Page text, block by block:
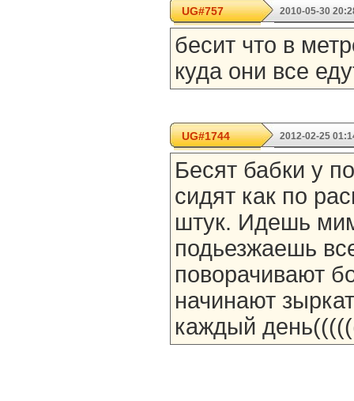
UG#757 2010-05-30
бесит что в
куда они все
UG#1744 2012-02-25
Бесят бабки у
сидят как по
штук. Идешь
подьезжаешь
поворачивают
начинают
каждый